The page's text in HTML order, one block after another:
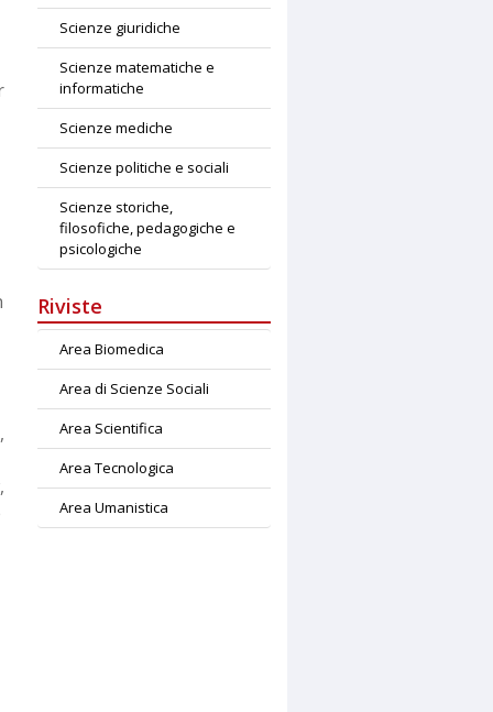
Scienze giuridiche
Scienze matematiche e
informatiche
Scienze mediche
Scienze politiche e sociali
Scienze storiche,
filosofiche, pedagogiche e
psicologiche
Riviste
Area Biomedica
Area di Scienze Sociali
Area Scientifica
Area Tecnologica
Area Umanistica